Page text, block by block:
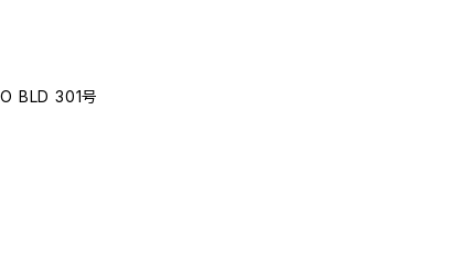
BLD 301号